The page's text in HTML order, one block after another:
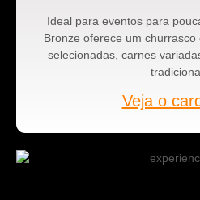
Ideal para eventos para
Bronze oferece um
selecionadas, carnes
Veja o